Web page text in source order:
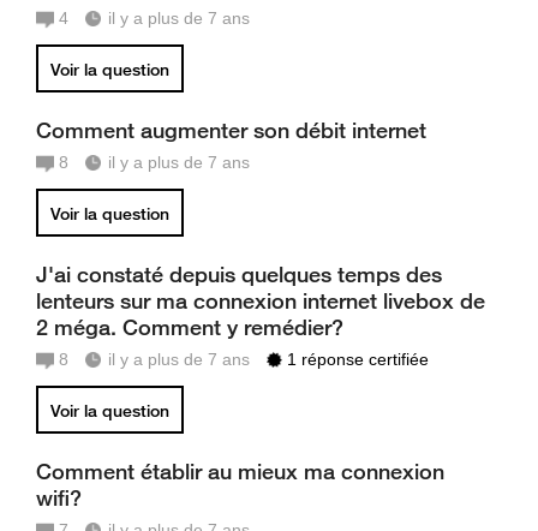
4 il y a plus de 7 ans
Voir la question
Comment augmenter son débit internet
8 il y a plus de 7 ans
Voir la question
J'ai constaté depuis quelques temps des
lenteurs sur ma connexion internet livebox de
2 méga. Comment y remédier?
8 il y a plus de 7 ans 1 réponse certifiée
Voir la question
Comment établir au mieux ma connexion
wifi?